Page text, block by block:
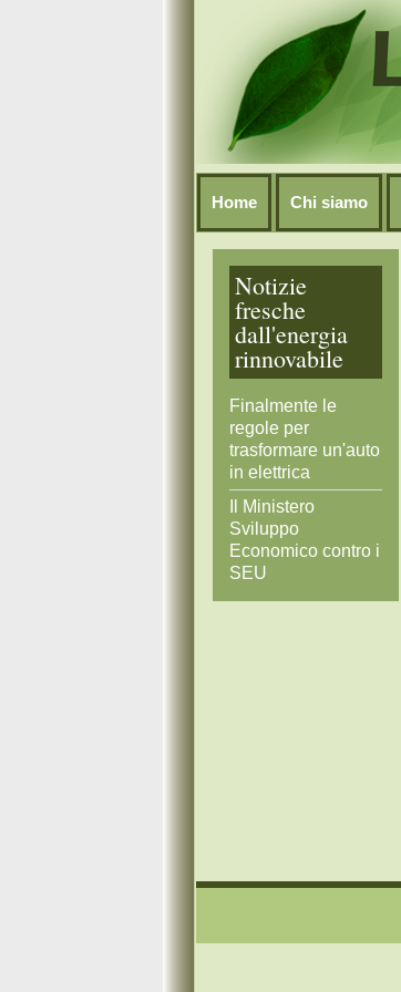
Home Chi siamo
Notizie
fresche
dall'energia
rinnovabile
Finalmente le
regole per
trasformare un'auto
in elettrica
Il Ministero
Sviluppo
Economico contro i
SEU